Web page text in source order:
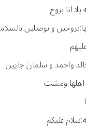
انا بروح
و توصلين
واحمد و سلمان جايين
ومشت
عليكم